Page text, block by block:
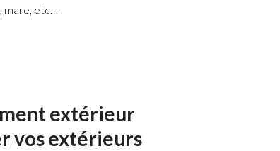
mare, etc…
extérieur
vos extérieurs